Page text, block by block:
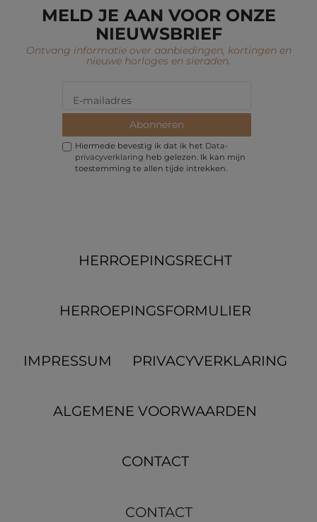
MELD JE AAN VOOR ONZE
NIEUWSBRIEF
Ontvang informatie over aanbiedingen, kortingen en
nieuwe horloges en sieraden.
Abonneren
Hiermede bevestig ik dat ik het Data­
privacy­verklaring heb gelezen. Ik kan mijn
toestemming te allen tijde intrekken.
HERROEPINGS­RECHT
HERROEPINGS­FORMULIER
IMPRESSUM PRIVACYVERKLARING
ALGEMENE VOORWAARDEN
CONTACT
CONTACT